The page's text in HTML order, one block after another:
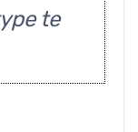
te